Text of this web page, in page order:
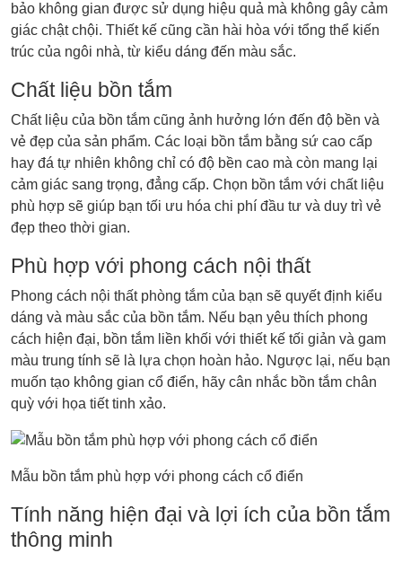
bảo không gian được sử dụng hiệu quả mà không gây cảm
giác chật chội. Thiết kế cũng cần hài hòa với tổng thể kiến
trúc của ngôi nhà, từ kiểu dáng đến màu sắc.
Chất liệu bồn tắm
Chất liệu của bồn tắm cũng ảnh hưởng lớn đến độ bền và
vẻ đẹp của sản phẩm. Các loại bồn tắm bằng sứ cao cấp
hay đá tự nhiên không chỉ có độ bền cao mà còn mang lại
cảm giác sang trọng, đẳng cấp. Chọn bồn tắm với chất liệu
phù hợp sẽ giúp bạn tối ưu hóa chi phí đầu tư và duy trì vẻ
đẹp theo thời gian.
Phù hợp với phong cách nội thất
Phong cách nội thất phòng tắm của bạn sẽ quyết định kiểu
dáng và màu sắc của bồn tắm. Nếu bạn yêu thích phong
cách hiện đại, bồn tắm liền khối với thiết kế tối giản và gam
màu trung tính sẽ là lựa chọn hoàn hảo. Ngược lại, nếu bạn
muốn tạo không gian cổ điển, hãy cân nhắc bồn tắm chân
quỳ với họa tiết tinh xảo.
Mẫu bồn tắm phù hợp với phong cách cổ điển
Tính năng hiện đại và lợi ích của bồn tắm
thông minh